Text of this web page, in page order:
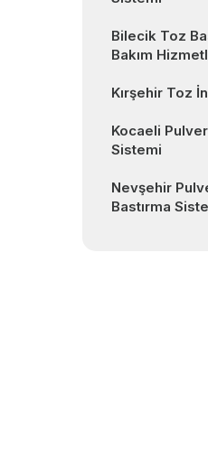
Bilecik Toz
Bakım
Kırşehir Toz
Kocaeli
Sistemi
Nevşehir
Bastırma